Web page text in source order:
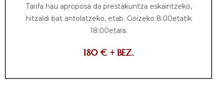
Tarifa hau aproposa da prestakuntza eskaintzeko,
hitzaldi bat antolatzeko, etab. Goizeko 8:00etatik
18:00etara.
180 € + BEZ.